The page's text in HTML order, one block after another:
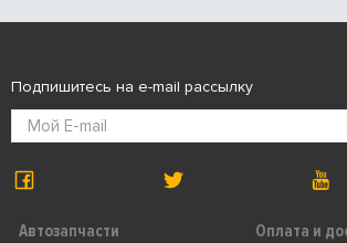
Автозапчасти Оплата и
Подпишитесь на e-mail рассылку